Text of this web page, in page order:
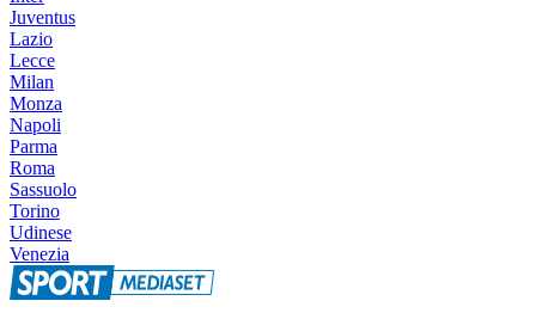
Juventus
Lazio
Lecce
Milan
Monza
Napoli
Parma
Roma
Sassuolo
Torino
Udinese
Venezia